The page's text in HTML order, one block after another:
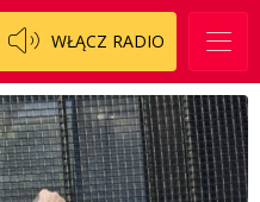
WŁĄCZ RADIO